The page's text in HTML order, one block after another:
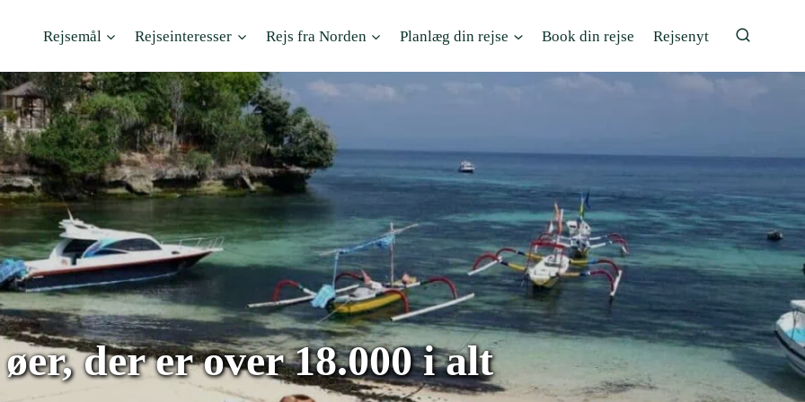
Rejsemål Rejseinteresser Rejs fra Norden Planlæg din rejse Book din rejse Rejsenyt
der er over 18.000 i alt